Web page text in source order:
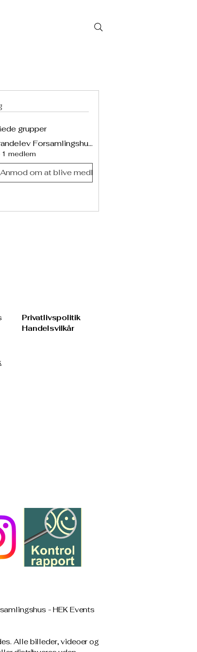
grupper
Brandelev Forsamlingshus gruppe
1 medlem
Anmod om at blive medlem
Privatlivspolitik
Handelsvilkår
- HEK Events
Alle billeder, videoer og